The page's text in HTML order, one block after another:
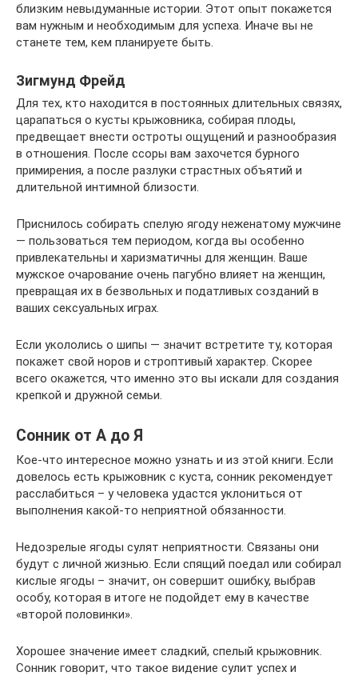
близким невыдуманные истории. Этот опыт покажется
вам нужным и необходимым для успеха. Иначе вы не
станете тем, кем планируете быть.
Зигмунд Фрейд
Для тех, кто находится в постоянных длительных связях,
царапаться о кусты крыжовника, собирая плоды,
предвещает внести остроты ощущений и разнообразия
в отношения. После ссоры вам захочется бурного
примирения, а после разлуки страстных объятий и
длительной интимной близости.
Приснилось собирать спелую ягоду неженатому мужчине
— пользоваться тем периодом, когда вы особенно
привлекательны и харизматичны для женщин. Ваше
мужское очарование очень пагубно влияет на женщин,
превращая их в безвольных и податливых созданий в
ваших сексуальных играх.
Если укололись о шипы — значит встретите ту, которая
покажет свой норов и строптивый характер. Скорее
всего окажется, что именно это вы искали для создания
крепкой и дружной семьи.
Сонник от А до Я
Кое-что интересное можно узнать и из этой книги. Если
довелось есть крыжовник с куста, сонник рекомендует
расслабиться – у человека удастся уклониться от
выполнения какой-то неприятной обязанности.
Недозрелые ягоды сулят неприятности. Связаны они
будут с личной жизнью. Если спящий поедал или собирал
кислые ягоды – значит, он совершит ошибку, выбрав
особу, которая в итоге не подойдет ему в качестве
«второй половинки».
Хорошее значение имеет сладкий, спелый крыжовник.
Сонник говорит, что такое видение сулит успех и